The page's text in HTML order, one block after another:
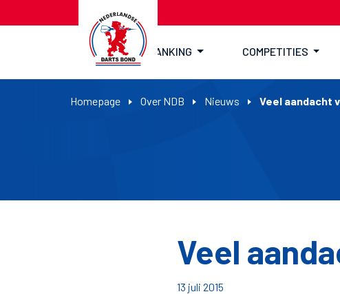
RANKING COMPETITIES
Homepage Over NDB Nieuws Veel aandacht
Veel
13 juli 2015